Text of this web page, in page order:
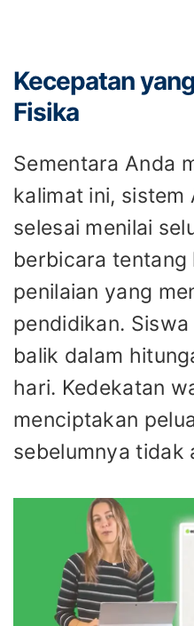
Kecepatan
Fisika
Sementara Anda
kalimat ini, sistem
selesai menilai
berbicara tentang
penilaian yang
pendidikan.
balik dalam
hari. Kedekatan
menciptakan
sebelumnya tidak